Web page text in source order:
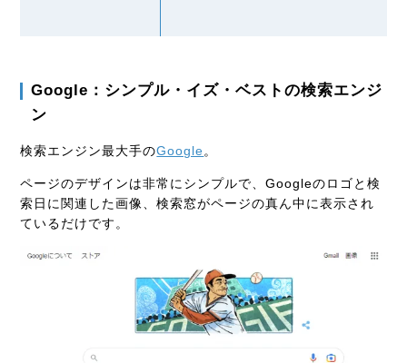
Google：シンプル・イズ・ベストの検索エンジ
ン
検索エンジン最大手のGoogle。
ページのデザインは非常にシンプルで、Googleのロゴと検
索日に関連した画像、検索窓がページの真ん中に表示され
ているだけです。